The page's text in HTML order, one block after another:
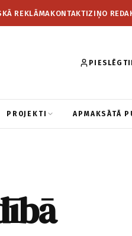
REKLĀMAKONTAKTIZIŅO
PROJEKTI APMAKSĀTĀ